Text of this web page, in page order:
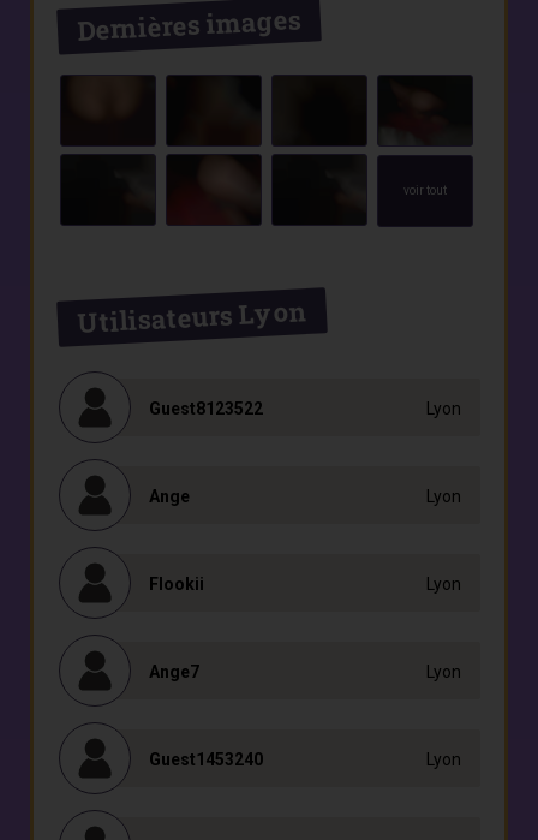
Dernières images
voir tout
Utilisateurs Lyon
Guest8123522 Lyon
Ange Lyon
Flookii Lyon
Ange7 Lyon
Guest1453240 Lyon